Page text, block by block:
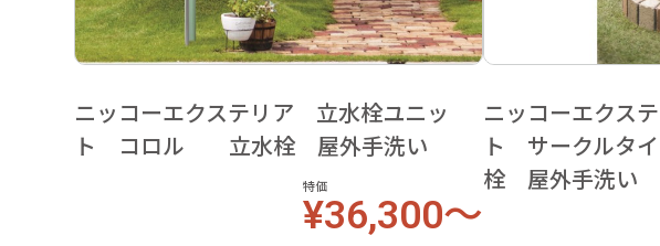
ニッコーエクステリア 立水栓ユニッ
ト コロル 立水栓 屋外手洗い
特価
¥36,300～
ニッコーエクス
ト サークルタ
栓 屋外手洗い